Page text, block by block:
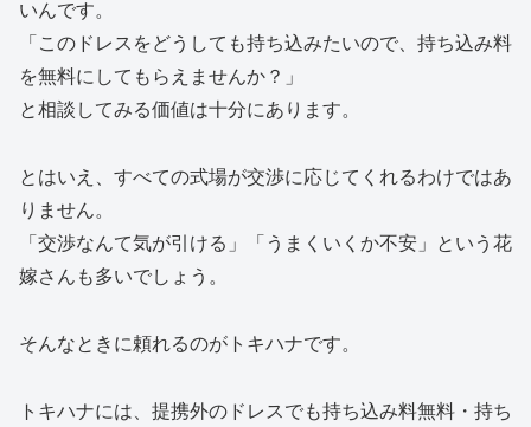
いんです。
「このドレスをどうしても持ち込みたいので、持ち込み料
を無料にしてもらえませんか？」
と相談してみる価値は十分にあります。
とはいえ、すべての式場が交渉に応じてくれるわけではあ
りません。
「交渉なんて気が引ける」「うまくいくか不安」という花
嫁さんも多いでしょう。
そんなときに頼れるのがトキハナです。
トキハナには、提携外のドレスでも持ち込み料無料・持ち